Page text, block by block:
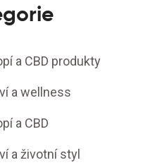
a CBD produkty
a wellness
a CBD
a životní styl